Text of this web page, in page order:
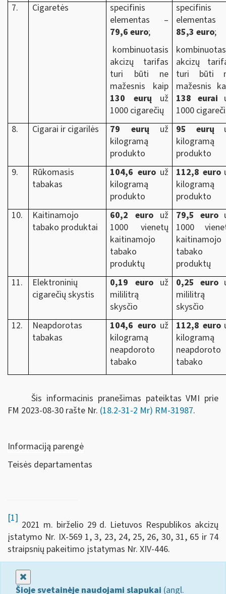
7.
Cigaretės
specifinis
elementas –
79,6 euro;
kombinuotasis
akcizų tarifas
turi būti ne
mažesnis kaip
130 eurų už
1000 cigarečių
specifinis
85,3 euro;
akcizų
turi būti
mažesnis
138 eurai
1000
8.
Cigarai ir cigarilės 79 eurų už
kilogramą
produkto
95 eurų
kilogramą
produkto
9.
Rūkomasis
tabakas
104,6 euro už
kilogramą
produkto
112,8 euro
kilogramą
produkto
10.
Kaitinamojo
tabako produktai
60,2 euro už
1000 vienetų
kaitinamojo
tabako
produktų
79,5 euro
1000
kaitinamojo
tabako
produktų
11.
Elektroninių
cigarečių skystis
0,19 eurouž
mililitrą
skysčio
0,25 euro
mililitrą
skysčio
12.
Neapdorotas
tabakas
104,6 eurouž
kilogramą
neapdoroto
tabako
112,8 euro
kilogramą
neapdoroto
tabako
Šis informacinis pranešimas pateiktas VMI prie
FM 2023-08-30 rašte Nr. (18.2-31-2 Mr) RM-31987.
Informaciją parengė
Teisės departamentas
[1]
2021 m. birželio 29 d. Lietuvos Respublikos akcizų
įstatymo Nr. IX-569 1, 3, 23, 24, 25, 26, 30, 31, 65 ir 74
straipsnių pakeitimo įstatymas Nr. XIV-446.
Šioje svetainėje naudojami slapukai (angl.